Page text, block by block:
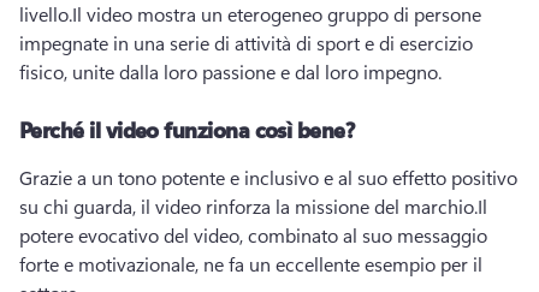
livello.Il video mostra un eterogeneo gruppo di persone
impegnate in una serie di attività di sport e di esercizio
fisico, unite dalla loro passione e dal loro impegno.
Perché il video funziona così bene?
Grazie a un tono potente e inclusivo e al suo effetto positivo
su chi guarda, il video rinforza la missione del marchio.Il
potere evocativo del video, combinato al suo messaggio
forte e motivazionale, ne fa un eccellente esempio per il